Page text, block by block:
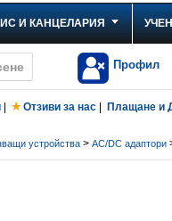
И КАНЦЕЛАРИЯ
Профил
Отзиви за нас Плащане и
устройства > AC/DC адаптори